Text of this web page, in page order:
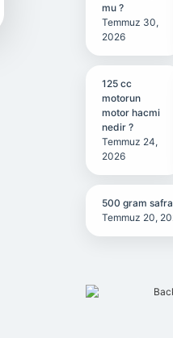
mu ?
Temmuz 30,
2026
125 cc
motorun
motor hacmi
nedir ?
Temmuz 24,
2026
500 gram
Temmuz 20,